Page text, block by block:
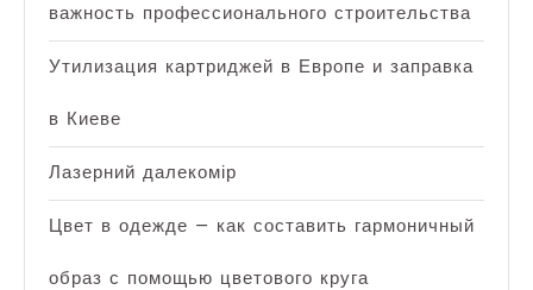
важность профессионального строительства
Утилизация картриджей в Европе и заправка
в Киеве
Лазерний далекомір
Цвет в одежде — как составить гармоничный
образ с помощью цветового круга